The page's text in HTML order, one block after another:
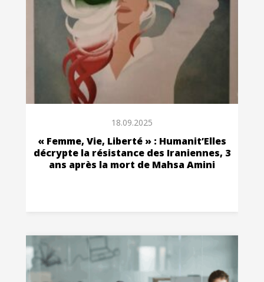
18.09.2025
« Femme, Vie, Liberté » : Humanit’Elles
décrypte la résistance des Iraniennes, 3
ans après la mort de Mahsa Amini